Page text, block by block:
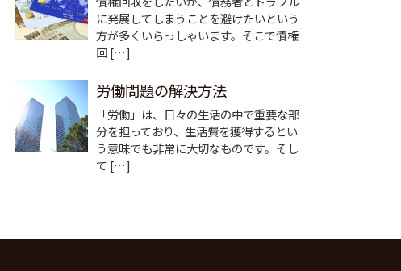
に発展してしまうことを避けたいという
方が多くいらっしゃいます。そこで債権
回 […]
労働問題の解決方法
「労働」は、日々の生活の中で重要な部
分を担っており、生活費を獲得するとい
う意味でも非常に大切なものです。そし
て […]